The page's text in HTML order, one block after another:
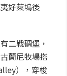
好萊塢後
二戰碉堡，
蘭尼牧場搭
），穿梭